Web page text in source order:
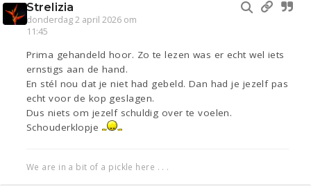
Strelizia
donderdag 2 april 2026 om
11:45
Prima gehandeld hoor. Zo te lezen was er echt wel iets
ernstigs aan de hand.
En stél nou dat je niet had gebeld. Dan had je jezelf pas
echt voor de kop geslagen.
Dus niets om jezelf schuldig over te voelen.
Schouderklopje
We are in a bit of a pickle here . . .